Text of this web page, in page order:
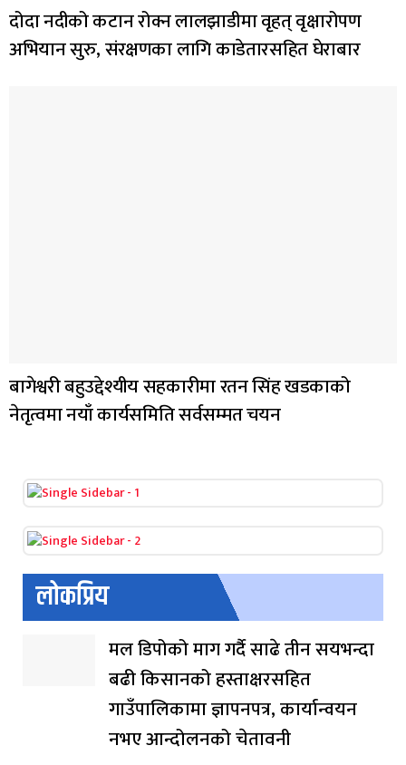
दोदा नदीको कटान रोक्न लालझाडीमा वृहत् वृक्षारोपण
अभियान सुरु, संरक्षणका लागि काडेतारसहित घेराबार
बागेश्वरी बहुउद्देश्यीय सहकारीमा रतन सिंह खडकाको
नेतृत्वमा नयाँ कार्यसमिति सर्वसम्मत चयन
लोकप्रिय
मल डिपोको माग गर्दै साढे तीन सयभन्दा
बढी किसानको हस्ताक्षरसहित
गाउँपालिकामा ज्ञापनपत्र, कार्यान्वयन
नभए आन्दोलनको चेतावनी